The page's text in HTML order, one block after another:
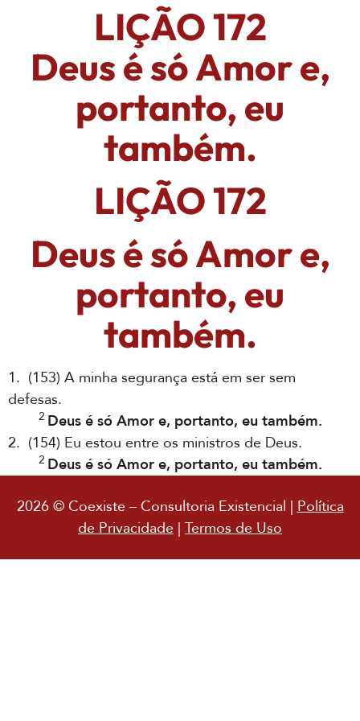
LIÇÃO 172
Deus é só Amor e,
portanto, eu
também.
LIÇÃO 172
Deus é só Amor e,
portanto, eu
também.
1. (153) A minha segurança está em ser sem
defesas.
2 Deus é só Amor e, portanto, eu também.
2. (154) Eu estou entre os ministros de Deus.
2 Deus é só Amor e, portanto, eu também.
2026 © Coexiste – Consultoria Existencial |Política
de Privacidade | Termos de Uso